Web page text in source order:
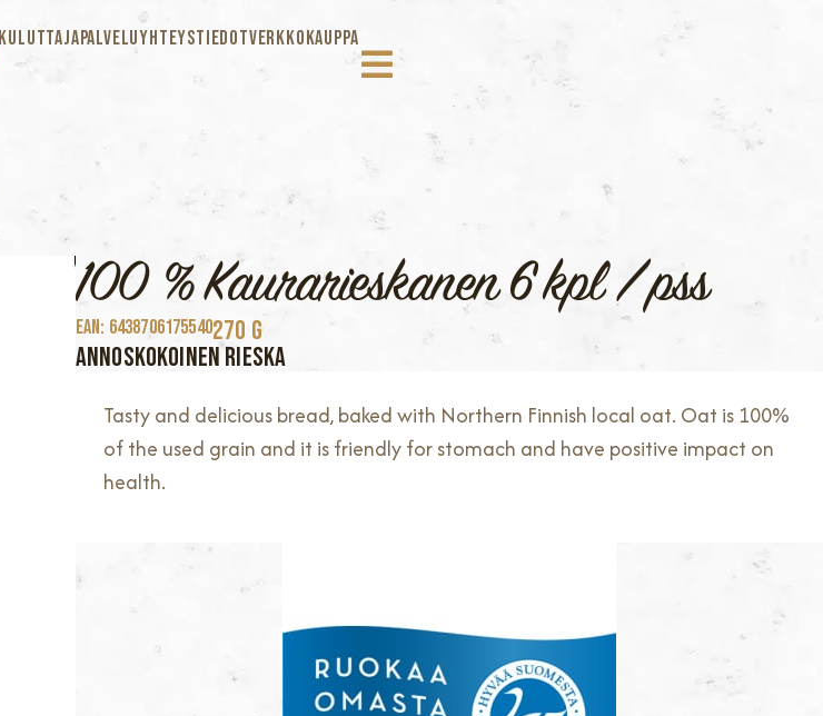
KULUTTAJAPALVELUYHTEYSTIEDOTVERKKOKAUPPA
100 % Kaurarieskanen 6 kpl / pss
EAN: 6438706175540270 G
ANNOSKOKOINEN RIESKA
Tasty and delicious bread, baked with Northern Finnish local oat. Oat is 100%
of the used grain and it is friendly for stomach and have positive impact on
health.